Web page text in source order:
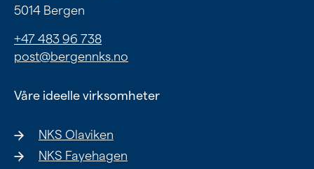
Kvinnehelse
Ung
Om oss
Siste nytt
5014 Bergen
+47 483 96 738
post@bergennks.no
Våre ideelle virksomheter
NKS Olaviken
NKS Fayehagen